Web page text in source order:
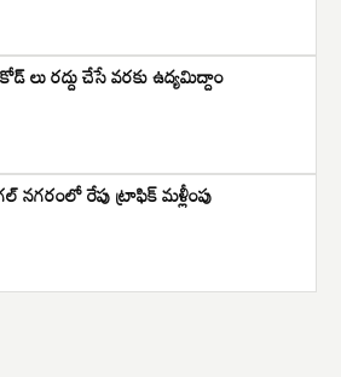
లు రద్దు చేసే వరకు ఉద్యమిద్దాం
నగరంలో రేపు ట్రాఫిక్ మళ్లీంపు